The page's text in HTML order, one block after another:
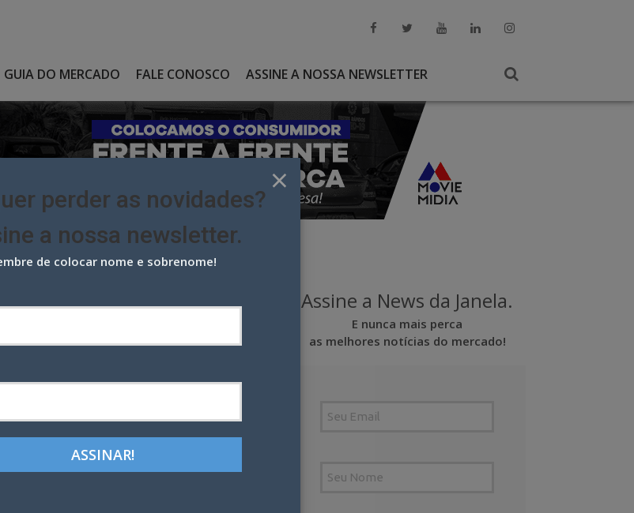
GUIA DO MERCADO FALE CONOSCO ASSINE A NOSSA NEWSLETTER
AJUDAR EVENTOS NA RETOMADA
ajudar eventos na
LinkedIn Pinterest
Assine a News da Janela.
E nunca mais perca
as melhores notícias do mercado!
×
perder as novidades?
a nossa newsletter.
de colocar nome e sobrenome!